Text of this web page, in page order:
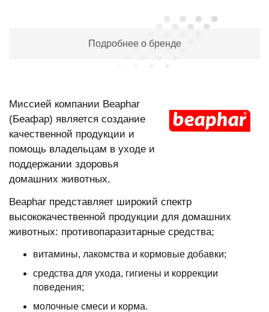
Подробнее о бренде
Миссией компании Beaphar
(Беафар) является создание
качественной продукции и
помощь владельцам в уходе и
поддержании здоровья
домашних животных.
Beaphar представляет широкий спектр
высококачественной продукции для домашних
животных: противопаразитарные средства;
витамины, лакомства и кормовые добавки;
средства для ухода, гигиены и коррекции
поведения;
молочные смеси и корма.